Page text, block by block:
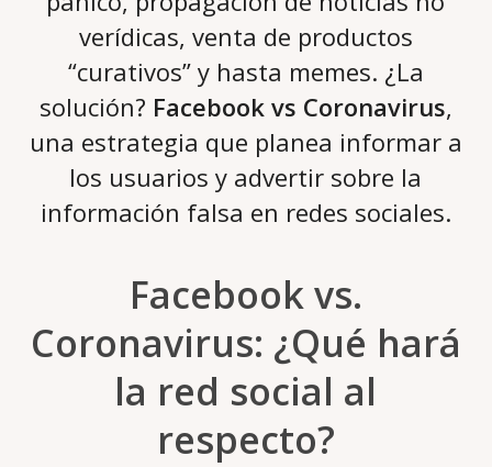
verídicas, venta de productos
“curativos” y hasta memes. ¿La
solución? Facebook vs Coronavirus,
una estrategia que planea informar a
los usuarios y advertir sobre la
información falsa en redes sociales.
Facebook vs.
Coronavirus: ¿Qué hará
la red social al
respecto?